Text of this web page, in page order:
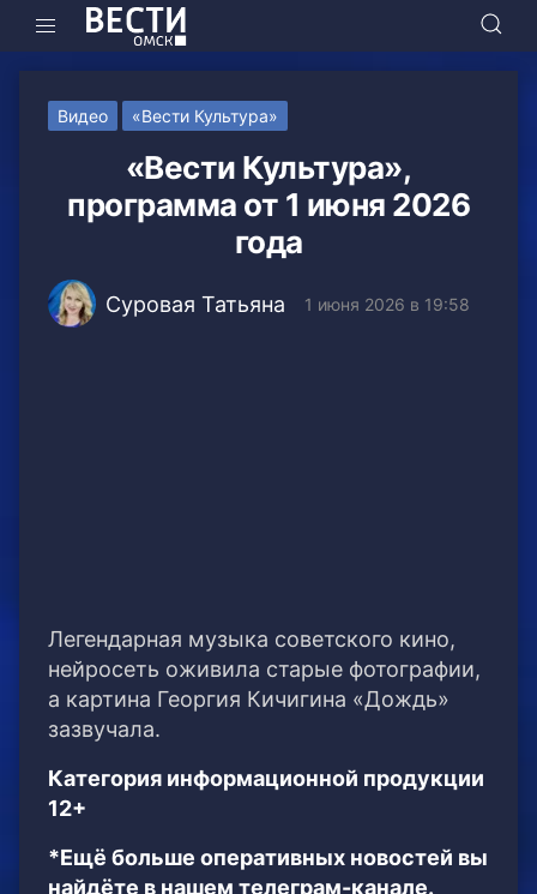
Видео «Вести Культура»
«Вести Культура»,
программа от 1 июня 2026
года
Суровая Татьяна 1 июня 2026 в 19:58
Легендарная музыка советского кино,
нейросеть оживила старые фотографии,
а картина Георгия Кичигина «Дождь»
зазвучала.
Категория информационной продукции
12+
*Ещё больше оперативных новостей вы
найдёте в нашем телеграм-канале.